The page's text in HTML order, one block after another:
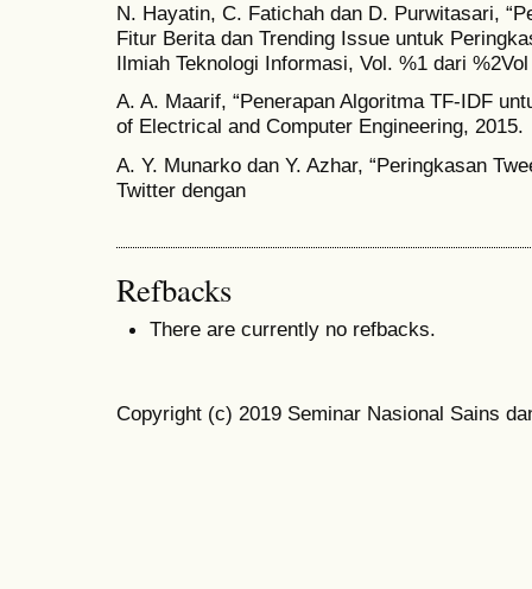
N. Hayatin, C. Fatichah dan D. Purwitasari,
Fitur Berita dan Trending Issue untuk
Ilmiah Teknologi Informasi, Vol. %1 dari
A. A. Maarif, “Penerapan Algoritma TF-IDF
of Electrical and Computer Engineering, 2015.
A. Y. Munarko dan Y. Azhar, “Peringkasan
Twitter dengan
Refbacks
There are currently no refbacks.
Copyright (c) 2019 Seminar Nasional Sains